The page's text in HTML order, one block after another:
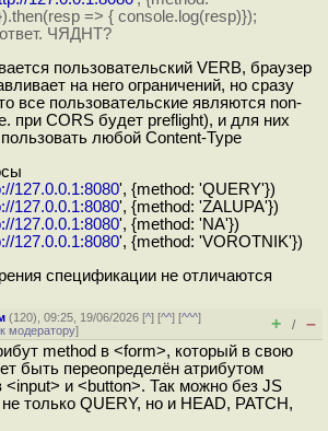
=> { console.log(resp)});
ЧЯДНТ?
пользовательский VERB, браузер
на него ограничений, но сразу
все пользовательские являются non-
при CORS будет preflight), и для них
любой Content-Type
127.0.0.1:8080', {method: 'QUERY'})
127.0.0.1:8080', {method: 'ZALUPA'})
127.0.0.1:8080', {method: 'NA'})
127.0.0.1:8080', {method: 'VOROTNIK'})
спецификации не отличаются
(120), 09:25, 19/06/2026 [^] [^^] [^^^]
к модератору] + / –
method в <form>, который в свою
быть переопределён атрибутом
<input> и <button>. Так можно без JS
только QUERY, но и HEAD, PATCH,